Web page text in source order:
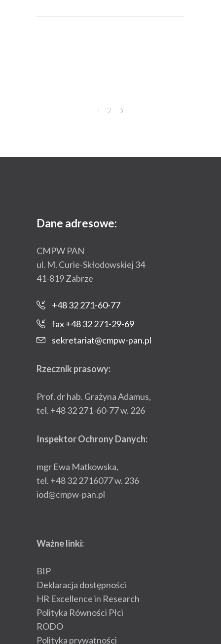
1 2
Dane adresowe:
CMPW PAN
ul. M. Curie-Skłodowskiej 34
41-819 Zabrze
+48 32 271-60-77
fax +48 32 271-29-69
sekretariat@cmpw-pan.pl
Rzecznik prasowy:
Prof. dr hab. Grażyna Adamus,
tel. +48 32 271-60-77 w. 226
Inspektor Ochrony Danych:
mgr Ewa Matkowska,
tel. +48 32 2716077 w. 236
iod@cmpw-pan.pl
Ważne linki:
BIP
Deklaracja dostępności
HR Excellence in Research
Polityka Równości Płci
RODO
Polityka prywatności